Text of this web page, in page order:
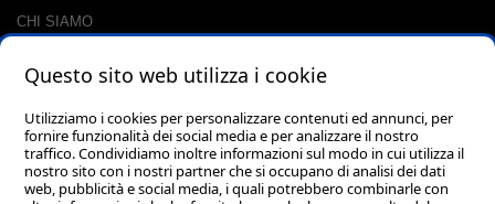
CHI SIAMO
RACCOLTA PUNTI
LOGIN
PASSWORD DIMENTICATA?
Questo sito web utilizza i cookie
Utilizziamo i cookies per personalizzare contenuti ed annunci, per
fornire funzionalità dei social media e per analizzare il nostro
traffico. Condividiamo inoltre informazioni sul modo in cui utilizza il
nostro sito con i nostri partner che si occupano di analisi dei dati
web, pubblicità e social media, i quali potrebbero combinarle con